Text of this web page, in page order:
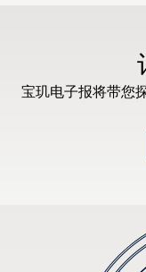
宝玑电子报将带您